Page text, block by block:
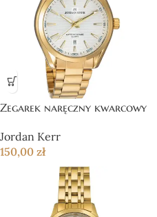
Zegarek naręczny kwarcowy
Jordan Kerr
150,00 zł